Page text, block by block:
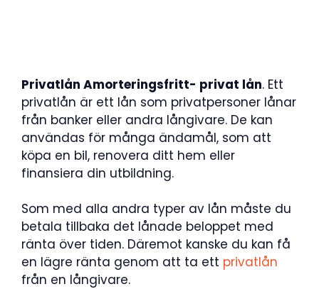
Privatlån Amorteringsfritt- privat lån. Ett
privatlån är ett lån som privatpersoner lånar
från banker eller andra långivare. De kan
användas för många ändamål, som att
köpa en bil, renovera ditt hem eller
finansiera din utbildning.
Som med alla andra typer av lån måste du
betala tillbaka det lånade beloppet med
ränta över tiden. Däremot kanske du kan få
en lägre ränta genom att ta ett privatlån
från en långivare.